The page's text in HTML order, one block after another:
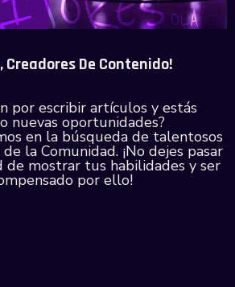
Creadores De Contenido!
por escribir artículos y estás
nuevas oportunidades?
en la búsqueda de talentosos
la Comunidad. ¡No dejes pasar
mostrar tus habilidades y ser
por ello!